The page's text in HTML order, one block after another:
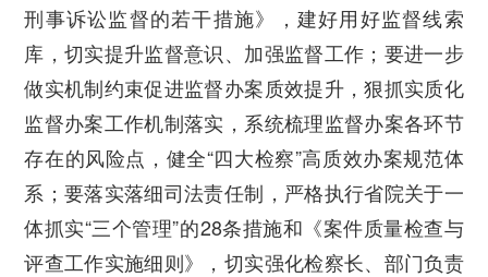
刑事诉讼监督的若干措施》，建好用好监督线索
库，切实提升监督意识、加强监督工作；要进一步
做实机制约束促进监督办案质效提升，狠抓实质化
监督办案工作机制落实，系统梳理监督办案各环节
存在的风险点，健全“四大检察”高质效办案规范体
系；要落实落细司法责任制，严格执行省院关于一
体抓实“三个管理”的28条措施和《案件质量检查与
评查工作实施细则》，切实强化检察长、部门负责